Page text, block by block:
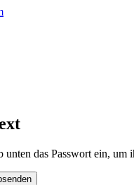
das Passwort ein, um